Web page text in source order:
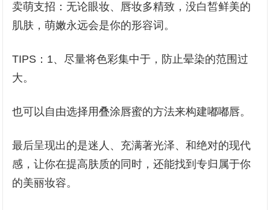
卖萌支招：无论眼妆、唇妆多精致，没白皙鲜美的
肌肤，萌嫩永远会是你的形容词。
TIPS：1、尽量将色彩集中于，防止晕染的范围过
大。
也可以自由选择用叠涂唇蜜的方法来构建嘟嘟唇。
最后呈现出的是迷人、充满著光泽、和绝对的现代
感，让你在提高肤质的同时，还能找到专归属于你
的美丽妆容。